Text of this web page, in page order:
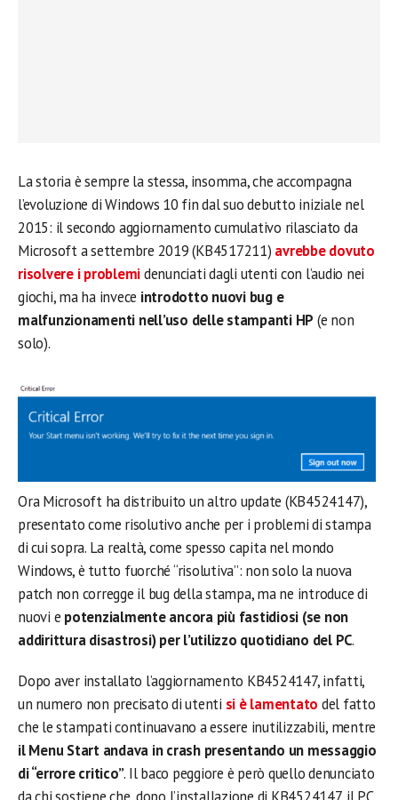
La storia è sempre la stessa, insomma, che accompagna
l’evoluzione di Windows 10 fin dal suo debutto iniziale nel
2015: il secondo aggiornamento cumulativo rilasciato da
Microsoft a settembre 2019 (KB4517211) avrebbe dovuto
risolvere i problemidenunciati dagli utenti con l’audio nei
giochi, ma ha invece introdotto nuovi bug e
malfunzionamenti nell’uso delle stampanti HP (e non
solo).
Ora Microsoft ha distribuito un altro update (KB4524147),
presentato come risolutivo anche per i problemi di stampa
di cui sopra. La realtà, come spesso capita nel mondo
Windows, è tutto fuorché “risolutiva”: non solo la nuova
patch non corregge il bug della stampa, ma ne introduce di
nuovi e potenzialmente ancora più fastidiosi (se non
addirittura disastrosi) per l’utilizzo quotidiano del PC.
Dopo aver installato l’aggiornamento KB4524147, infatti,
un numero non precisato di utenti si è lamentato del fatto
che le stampati continuavano a essere inutilizzabili, mentre
il Menu Start andava in crash presentando un messaggio
di “errore critico”. Il baco peggiore è però quello denunciato